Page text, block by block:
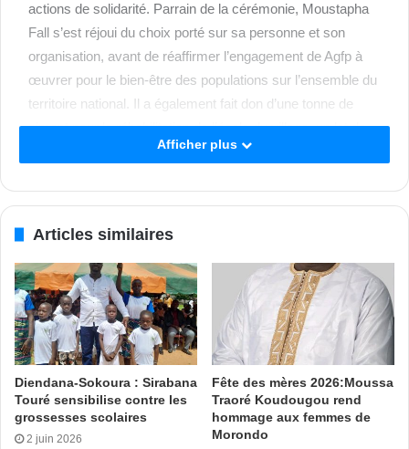
actions de solidarité. Parrain de la cérémonie, Moustapha
Fall s’est réjoui du choix porté sur sa personne et son
organisation, avant de réaffirmer l’engagement de Agfp à
œuvrer pour le bien-être des populations sur l’ensemble du
territoire national. Il a également fait don d’une tonne de
ciment pour la réhabilitation de l’école du village, un lot de
bouilloires pour la mosquée, 300 t-shirts, deux jeux de
de cohésion sociale et de développement local dans un
cadre festif et convivial.
MO avec KN
Afficher plus
Articles similaires
Diendana-Sokoura : Sirabana
Touré sensibilise contre les
grossesses scolaires
2 juin 2026
Fête des mères 2026:Moussa
Traoré Koudougou rend
hommage aux femmes de
Morondo